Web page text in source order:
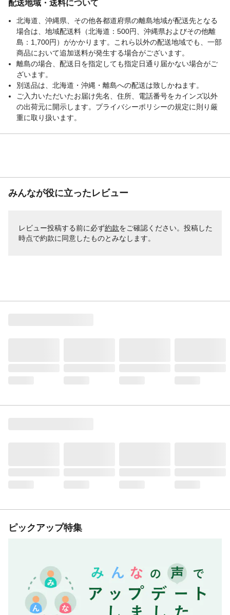
配送地域・送料について
北海道、沖縄県、その他各都道府県の離島地域が配送先となる
場合は、地域配送料（北海道：500円、沖縄県およびその他離
島：1,700円）がかかります。これら以外の配送地域でも、一部
商品において追加送料が発生する場合がございます。
離島の場合、配送日を指定しても指定日通り届かない場合がご
ざいます。
別送品は、北海道・沖縄・離島への配送は致しかねます。
ご入力いただいたお届け先名、住所、電話番号をカインズ以外
の出荷元に開示します。プライバシーポリシーの規定に則り厳
重に取り扱います。
みんなが役に立ったレビュー
レビュー投稿する前に必ず約款をご確認ください。投稿した
時点で約款に同意したものとみなします。
ピックアップ特集